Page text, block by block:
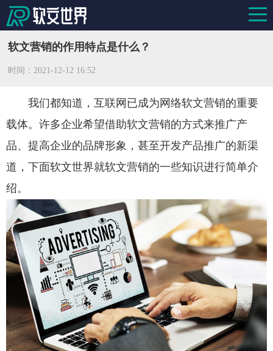
软文营销的作用特点是什么？
时间：2021-12-12 16:52
我们都知道，互联网已成为网络软文营销的重要
载体。许多企业希望借助软文营销的方式来推广产
品、提高企业的品牌形象，甚至开发产品推广的新渠
道，下面软文世界就软文营销的一些知识进行简单介
绍。